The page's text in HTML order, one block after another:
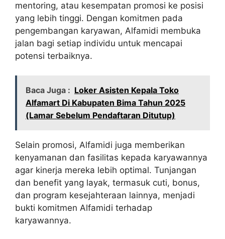
mentoring, atau kesempatan promosi ke posisi
yang lebih tinggi. Dengan komitmen pada
pengembangan karyawan, Alfamidi membuka
jalan bagi setiap individu untuk mencapai
potensi terbaiknya.
Baca Juga : Loker Asisten Kepala Toko
Alfamart Di Kabupaten Bima Tahun 2025
(Lamar Sebelum Pendaftaran Ditutup)
Selain promosi, Alfamidi juga memberikan
kenyamanan dan fasilitas kepada karyawannya
agar kinerja mereka lebih optimal. Tunjangan
dan benefit yang layak, termasuk cuti, bonus,
dan program kesejahteraan lainnya, menjadi
bukti komitmen Alfamidi terhadap
karyawannya.